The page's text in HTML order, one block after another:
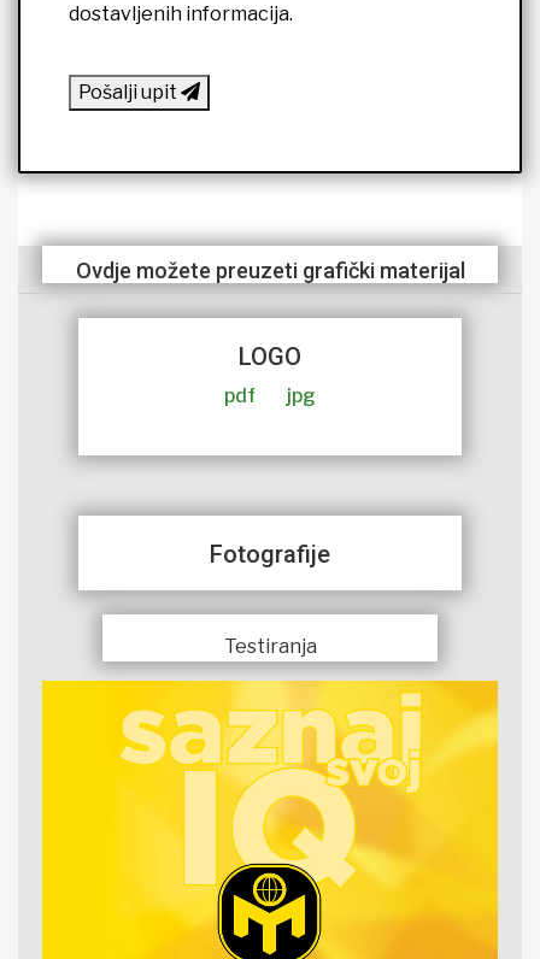
dostavljenih informacija.
Pošalji upit
Ovdje možete preuzeti grafički materijal
LOGO
pdf jpg
Fotografije
Testiranja